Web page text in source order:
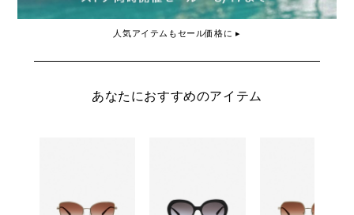
人気アイテムもセール価格に ▸
あなたにおすすめのアイテム